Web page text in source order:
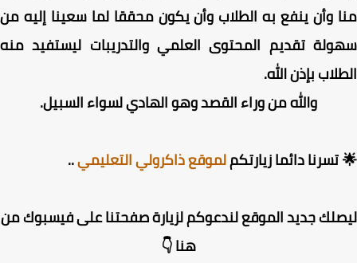
وأن ينفع به الطلاب وأن يكون محققا لما سعينا إليه من
تقديم المحتوى العلمي والتدريبات ليستفيد منه
بإذن الله.
والله من وراء القصد وهو الهادي لسواء السبيل.
تسرنا دائما زيارتكملموقع ذاكرولي التعليمي..
جديد الموقع لندعوكم لزيارة صفحتنا على فيسبوك من
هنا 👇